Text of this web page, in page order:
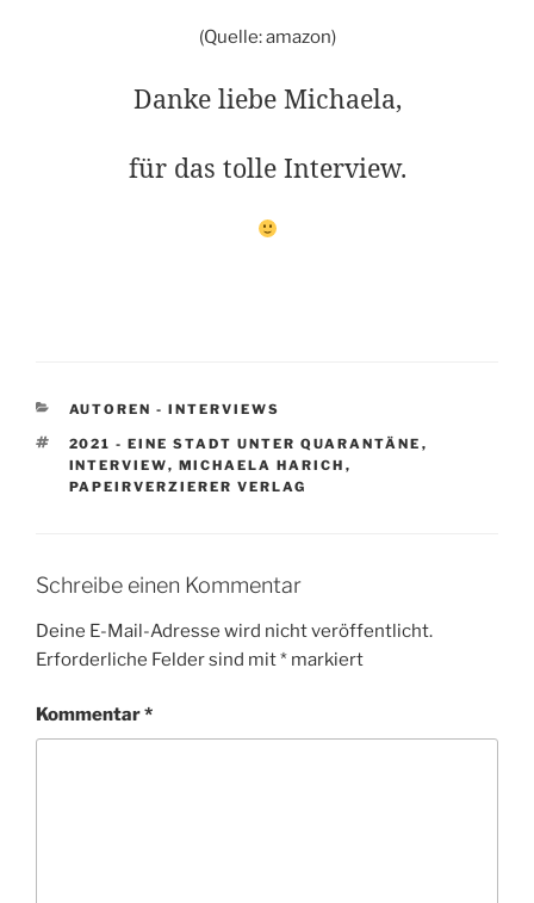
(Quelle: amazon)
Danke liebe Michaela,
für das tolle Interview.
KATEGORIEN
AUTOREN - INTERVIEWS
SCHLAGWÖRTER
2021 - EINE STADT UNTER QUARANTÄNE ,
INTERVIEW, MICHAELA HARICH ,
PAPEIRVERZIERER VERLAG
Schreibe einen Kommentar
Deine E-Mail-Adresse wird nicht veröffentlicht.
Erforderliche Felder sind mit* markiert
Kommentar*